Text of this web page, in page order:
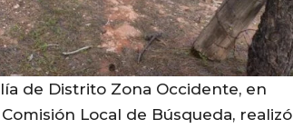
de Distrito Zona Occidente, en
Local de Búsqueda, realizó